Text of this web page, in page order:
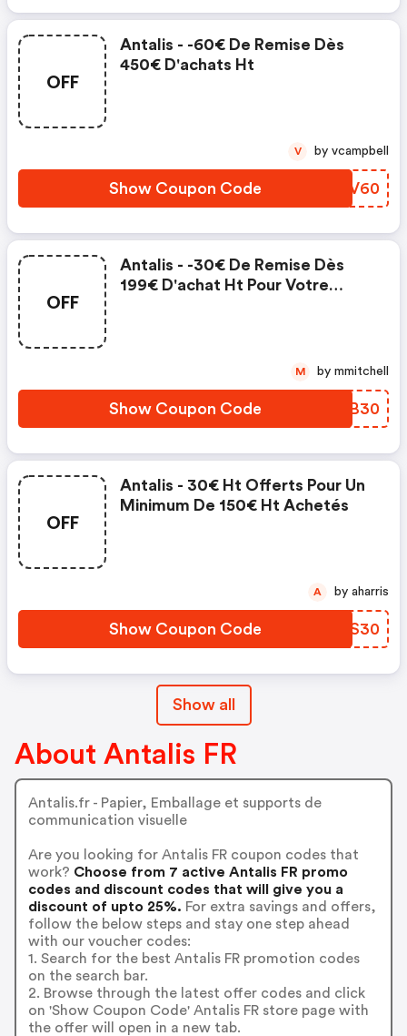
OFF
Antalis - -60€ De Remise Dès
450€ D'achats Ht
Show Coupon Code PGOV60
V by vcampbell
OFF
Antalis - -30€ De Remise Dès
199€ D'achat Ht Pour Votre
Show Coupon Code AAVB30
M by mmitchell
OFF
Antalis - 30€ Ht Offerts Pour Un
Minimum De 150€ Ht Achetés
Show Coupon Code CAJS30
A by aharris
Show all
About Antalis FR
Antalis.fr - Papier, Emballage et supports de
communication visuelle
Are you looking for Antalis FR coupon codes that
work? Choose from 7 active Antalis FR promo
codes and discount codes that will give you a
discount of upto 25%. For extra savings and offers,
follow the below steps and stay one step ahead
with our voucher codes:
1. Search for the best Antalis FR promotion codes
on the search bar.
2. Browse through the latest offer codes and click
on 'Show Coupon Code' Antalis FR store page with
the offer will open in a new tab.